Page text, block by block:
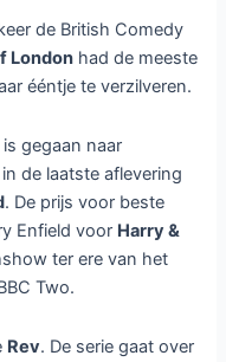
de British Comedy
London had de meeste
ééntje te verzilveren.
gegaan naar
de laatste aflevering
. De prijs voor beste
Enfield voor Harry &
ter ere van het
Two.
Rev. De serie gaat over